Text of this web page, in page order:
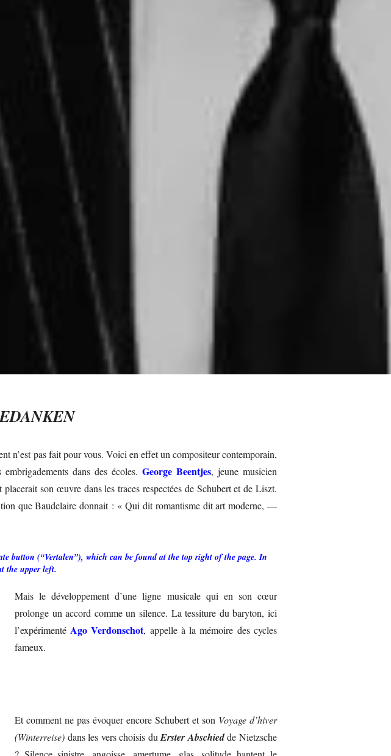
n’est pas fait pour vous. Voici en effet un compositeur contemporain,
dans des écoles.George Beentjes, jeune musicien
son œuvre dans les traces respectées de Schubert et de Liszt.
que Baudelaire donnait : « Qui dit romantisme dit art moderne, —
button (“Vertalen”), which can be found at the top right of the page. In
the upper left.
Mais le développement d’une ligne musicale qui en son cœur
prolonge un accord comme un silence. La tessiture du baryton, ici
l’expérimenté Ago Verdonschot, appelle à la mémoire des cycles
fameux.
Et comment ne pas évoquer encore Schubert et son Voyage d’hiver
(Winterreise)dans les vers choisis duErster Abschiedde Nietzsche